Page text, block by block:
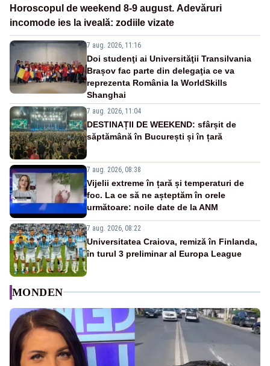
Horoscopul de weekend 8-9 august. Adevăruri
incomode ies la iveală: zodiile vizate
7 aug. 2026, 11:16
Doi studenţi ai Universităţii Transilvania
Brașov fac parte din delegaţia ce va
reprezenta România la WorldSkills
Shanghai
7 aug. 2026, 11:04
DESTINAȚII DE WEEKEND: sfârșit de
săptămână în București și în țară
7 aug. 2026, 08:38
Vijelii extreme în țară și temperaturi de
foc. La ce să ne așteptăm în orele
următoare: noile date de la ANM
7 aug. 2026, 08:22
Universitatea Craiova, remiză în Finlanda,
în turul 3 preliminar al Europa League
MONDEN